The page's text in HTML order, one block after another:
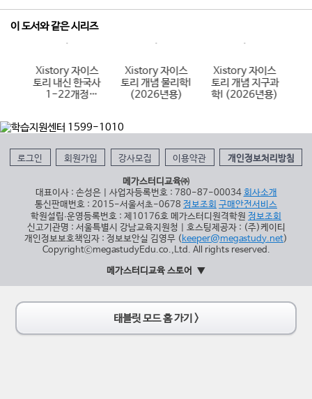
이 도서와 같은 시리즈
Xistory 자이스
토리 내신 한국사
1-22개정
Xistory 자이스
토리 개념 물리학I
(2026년용)
Xistory 자이스
토리 개념 지구과
학I (2026년용)
로그인 회원가입 강사모집 이용약관 개인정보처리방침
메가스터디교육㈜
대표이사 : 손성은 | 사업자등록번호 : 780-87-00034 회사소개
통신판매번호 : 2015-서울서초-0678 정보조회 구매안전서비스
학원설립∙운영등록번호 : 제10176호 메가스터디원격학원 정보조회
신고기관명 : 서울특별시 강남교육지원청 | 호스팅제공자 : (주)케이티
개인정보보호책임자 : 정보보안실 김영무 (keeper@megastudy.net)
CopyrightⓒmegastudyEdu.co.,Ltd. All rights reserved.
메가스터디교육 스토어
태블릿 모드 홈 가기 >